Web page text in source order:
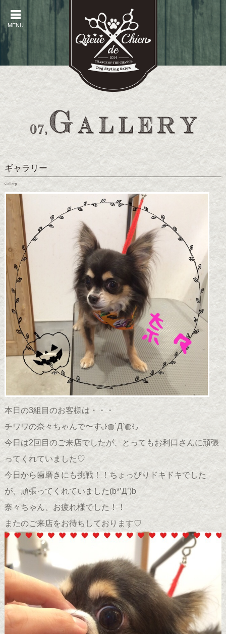
MENU
ギャラリー
Gallery
本日の3組目のお客様は・・・
チワワの奈々ちゃんで〜す◟꒰◍´Д‵◍꒱◞
今日は2回目のご来店でしたが、とってもお利口さんに頑張
ってくれていました♡
今日から歯磨きにも挑戦！！ちょっぴりドキドキでした
が、頑張ってくれていました(b*’Д’)b
奈々ちゃん、お疲れ様でした！！
またのご来店をお待ちしております♡